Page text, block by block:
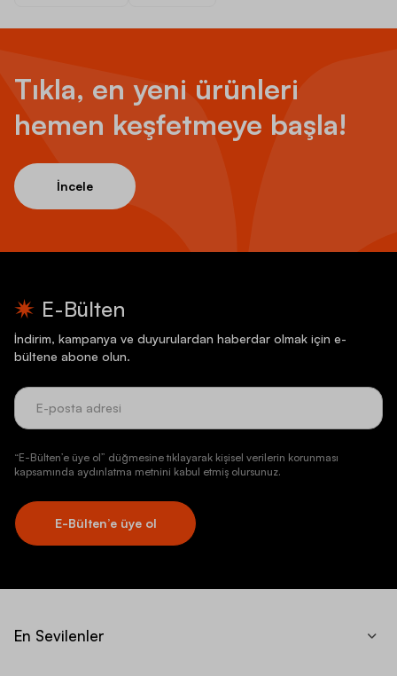
Tıkla, en yeni ürünleri
hemen keşfetmeye başla!
İncele
E-Bülten
İndirim, kampanya ve duyurulardan haberdar olmak için e-
bültene abone olun.
“E-Bülten’e üye ol” düğmesine tıklayarak kişisel verilerin korunması
kapsamında aydınlatma metnini kabul etmiş olursunuz.
E-Bülten’e üye ol
En Sevilenler